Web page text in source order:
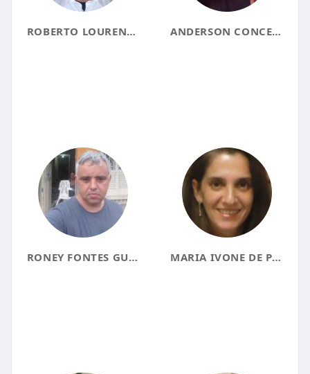
ROBERTO LOURENÇO ANDERSON CONCEICAO
RONEY FONTES GUIMARÃES MARIA IVONE DE PAULA